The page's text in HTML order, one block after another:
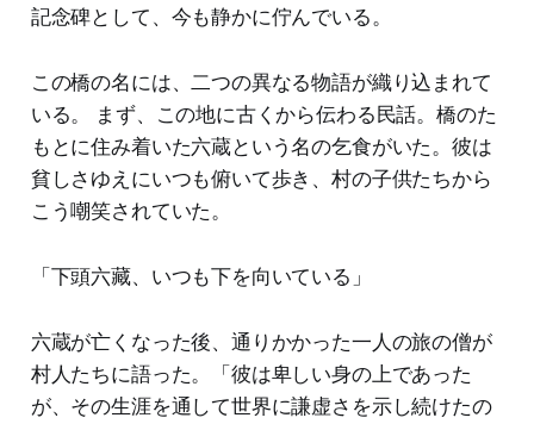
記念碑として、今も静かに佇んでいる。
この橋の名には、二つの異なる物語が織り込まれて
いる。 まず、この地に古くから伝わる民話。橋のた
もとに住み着いた六蔵という名の乞食がいた。彼は
貧しさゆえにいつも俯いて歩き、村の子供たちから
こう嘲笑されていた。
「下頭六藏、いつも下を向いている」
六蔵が亡くなった後、通りかかった一人の旅の僧が
村人たちに語った。「彼は卑しい身の上であった
が、その生涯を通して世界に謙虚さを示し続けたの